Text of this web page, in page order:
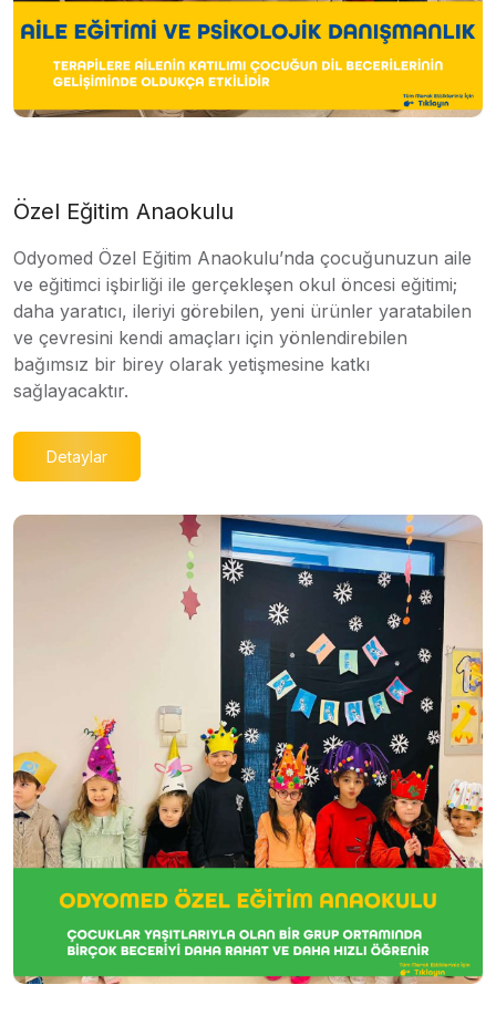
Özel Eğitim Anaokulu
Odyomed Özel Eğitim Anaokulu’nda çocuğunuzun aile
ve eğitimci işbirliği ile gerçekleşen okul öncesi eğitimi;
daha yaratıcı, ileriyi görebilen, yeni ürünler yaratabilen
ve çevresini kendi amaçları için yönlendirebilen
bağımsız bir birey olarak yetişmesine katkı
sağlayacaktır.
Detaylar